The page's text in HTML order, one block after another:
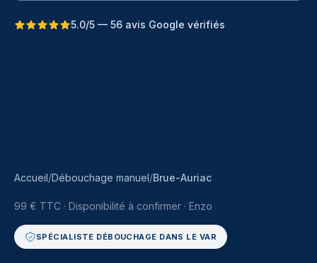
5.0/5 — 56 avis Google vérifiés
Accueil/Débouchage manuel/Brue-Auriac
99 € TTC · Disponibilité à confirmer · Enzo
SPÉCIALISTE DÉBOUCHAGE DANS LE VAR